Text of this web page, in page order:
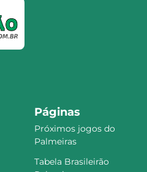
Páginas
Próximos jogos do
Palmeiras
Tabela Brasileirão